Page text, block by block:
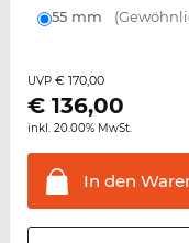
55 mm
UVP € 170,00
€ 136,00
inkl. 20.00% MwSt.
In den